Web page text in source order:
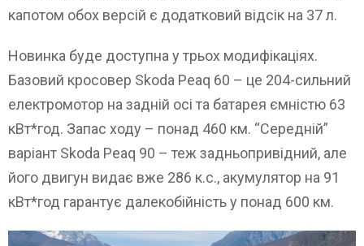
капотом обох версій є додатковий відсік на 37 л.
Новинка буде доступна у трьох модифікаціях.
Базовий кросовер Skoda Peaq 60 – це 204-сильний
електромотор на задній осі та батарея ємністю 63
кВт*год. Запас ходу – понад 460 км. “Середній”
варіант Skoda Peaq 90 – теж задньопривідний, але
його двигун видає вже 286 к.с., акумулятор на 91
кВт*год гарантує далекобійність у понад 600 км.